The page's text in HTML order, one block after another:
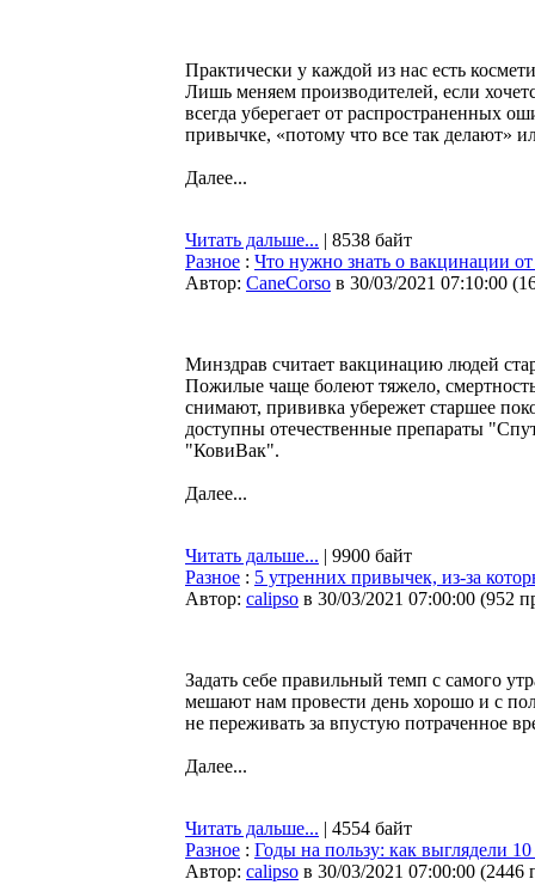
Практически у каждой из нас есть
Лишь меняем производителей, если
всегда уберегает от распространенных
привычке, «потому что все так делают»
Далее...
Читать дальше... | 8538 байт
Разное : Что нужно знать о вакцинации
Автор: CaneCorso в 30/03/2021 07:10:00 (
Минздрав считает вакцинацию людей
Пожилые чаще болеют тяжело,
снимают, прививка убережет старшее
доступны отечественные препараты
"КовиВак".
Далее...
Читать дальше... | 9900 байт
Разное : 5 утренних привычек, из-за
Автор: calipso в 30/03/2021 07:00:00 (952
Задать себе правильный темп с самого
мешают нам провести день хорошо и с
не переживать за впустую потраченное
Далее...
Читать дальше... | 4554 байт
Разное : Годы на пользу: как выглядели
Автор: calipso в 30/03/2021 07:00:00 (2446